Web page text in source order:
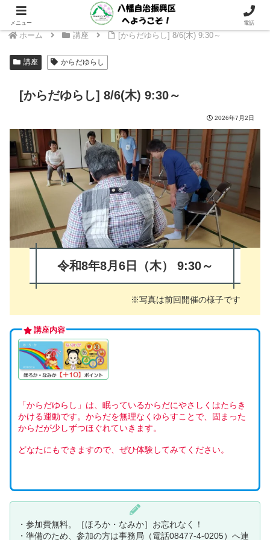
～ 支えあい つながり 次の世代へつなぐ 八幡地域に ～
ホーム 講座 [からだゆらし] 8/6(木) 9:30～
講座 からだゆらし
[からだゆらし] 8/6(木) 9:30～
2026年7月2日
令和8年8月6日（木） 9:30～
※写真は前回開催の様子です
講座内容
「からだゆらし」は、眠っているからだにやさしくはたらき
かける運動です。からだを無理なくゆらすことで、固まった
からだが少しずつほぐれていきます。
どなたにもできますので、ぜひ体験してみてください。
・参加費無料。［ほろか・なみか］お忘れなく！
・準備のため、参加の方は事務局（電話08477-4-0205）へ連
メニュー 電話